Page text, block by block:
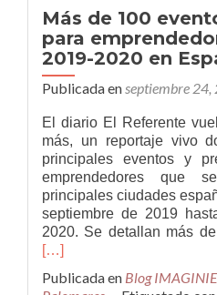
2020
Más de 100
para
2019-2020 en
Publicada enseptiembre 24,
El diario El Referente
más, un reportaje vivo
principales eventos y
emprendedores que
principales ciudades
septiembre de 2019
2020. Se detallan más
[…]
Publicada en Blog